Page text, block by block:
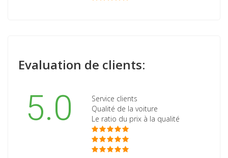
Evaluation de clients:
5.0
Service clients
Qualité de la voiture
Le ratio du prix à la qualité